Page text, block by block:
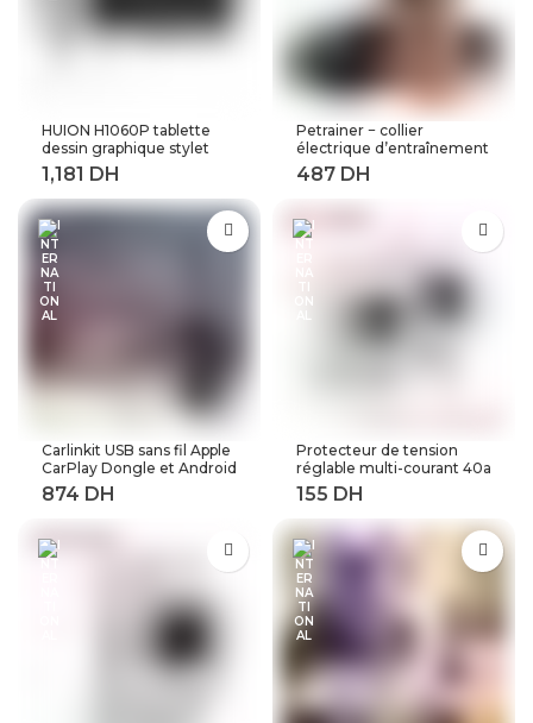
HUION H1060P tablette
dessin graphique stylet
sans batterie inclinaison ±
60 ° tablette numérique
8192 stylo pression 12
touches Express
adaptateur OTG
Petrainer − collier
électrique d’entraînement
de chiens à distance,
longueur 800M (619A-1)
Carlinkit USB sans fil Apple
CarPlay Dongle et Android
Auto pour modifier les
Services de voiture
Protecteur de tension
réglable multi-courant 40a
63a 80a, 230V AC,
récupération automatique
sur tension, relais de
Protection contre les
surtensions à limite
actuelle